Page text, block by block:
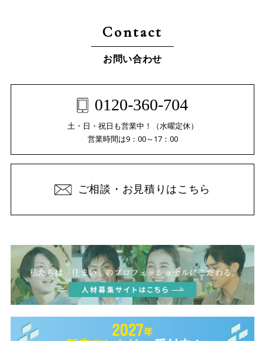
Contact
お問い合わせ
0120-360-704
土・日・祝日も営業中！（水曜定休）
営業時間は9：00～17：00
ご相談・お見積りはこちら